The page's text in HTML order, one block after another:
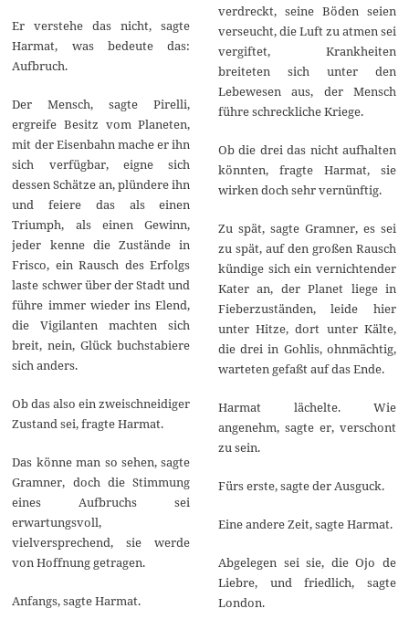
Er verstehe das nicht, sagte
Harmat, was bedeute das:
Aufbruch.
Der Mensch, sagte Pirelli,
ergreife Besitz vom Planeten,
mit der Eisenbahn mache er ihn
sich verfügbar, eigne sich
dessen Schätze an, plündere ihn
und feiere das als einen
Triumph, als einen Gewinn,
jeder kenne die Zustände in
Frisco, ein Rausch des Erfolgs
laste schwer über der Stadt und
führe immer wieder ins Elend,
die Vigilanten machten sich
breit, nein, Glück buchstabiere
sich anders.
Ob das also ein zweischneidiger
Zustand sei, fragte Harmat.
Das könne man so sehen, sagte
Gramner, doch die Stimmung
eines Aufbruchs sei
erwartungsvoll,
vielversprechend, sie werde
von Hoffnung getragen.
Anfangs, sagte Harmat.
verdreckt, seine Böden seien
verseucht, die Luft zu atmen sei
vergiftet, Krankheiten
breiteten sich unter den
Lebewesen aus, der Mensch
führe schreckliche Kriege.
Ob die drei das nicht aufhalten
könnten, fragte Harmat, sie
wirken doch sehr vernünftig.
Zu spät, sagte Gramner, es sei
zu spät, auf den großen Rausch
kündige sich ein vernichtender
Kater an, der Planet liege in
Fieberzuständen, leide hier
unter Hitze, dort unter Kälte,
die drei in Gohlis, ohnmächtig,
warteten gefaßt auf das Ende.
Harmat lächelte. Wie
angenehm, sagte er, verschont
zu sein.
Fürs erste, sagte der Ausguck.
Eine andere Zeit, sagte Harmat.
Abgelegen sei sie, die Ojo de
Liebre, und friedlich, sagte
London.